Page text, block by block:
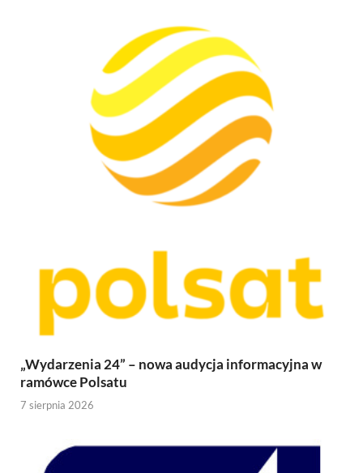
„Wydarzenia 24” – nowa audycja informacyjna w
ramówce Polsatu
7 sierpnia 2026